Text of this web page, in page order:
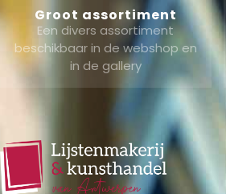
Groot assortiment
Een divers assortiment
beschikbaar in de webshop en
in de gallery